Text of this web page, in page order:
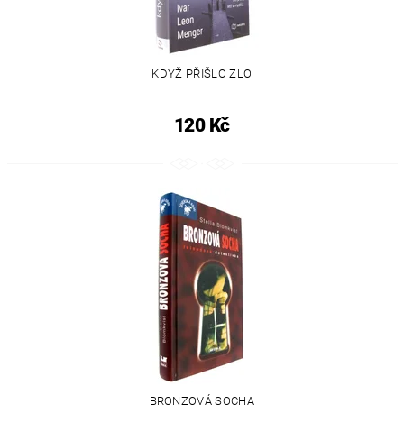
KDYŽ PŘIŠLO ZLO
120 Kč
BRONZOVÁ SOCHA